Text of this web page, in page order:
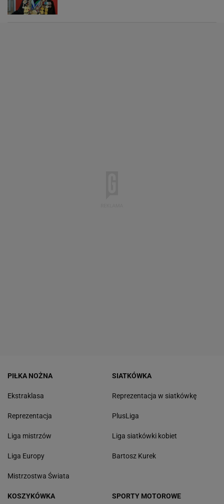
PIŁKA NOŻNA
Ekstraklasa
Reprezentacja
Liga mistrzów
Liga Europy
Mistrzostwa Świata
SIATKÓWKA
Reprezentacja w siatkówkę
PlusLiga
Liga siatkówki kobiet
Bartosz Kurek
KOSZYKÓWKA SPORTY MOTOROWE